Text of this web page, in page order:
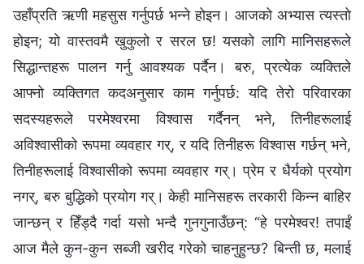
उहाँप्रति ऋणी महसुस गर्नुपर्छ भन्‍ने होइन। आजको अभ्यास त्यस्तो
होइन; यो वास्तवमै खुकुलो र सरल छ! यसको लागि मानिसहरूले
सिद्धान्तहरू पालन गर्नु आवश्यक पर्दैन। बरु, प्रत्येक व्यक्तिले
आफ्नो व्यक्तिगत कदअनुसार काम गर्नुपर्छ: यदि तेरो परिवारका
सदस्यहरूले परमेश्‍वरमा विश्‍वास गर्दैनन् भने, तिनीहरूलाई
अविश्‍वासीको रूपमा व्यवहार गर्, र यदि तिनीहरू विश्‍वास गर्छन् भने,
तिनीहरूलाई विश्‍वासीको रूपमा व्यवहार गर्। प्रेम र धैर्यको प्रयोग
नगर्, बरु बुद्धिको प्रयोग गर्। केही मानिसहरू तरकारी किन्न बाहिर
जान्छन् र हिँड्दै गर्दा यसो भन्दै गुनगुनाउँछन्: “हे परमेश्‍वर! तपाईं
आज मैले कुन-कुन सब्जी खरीद गरेको चाहनुहुन्छ? बिन्ती छ, मलाई